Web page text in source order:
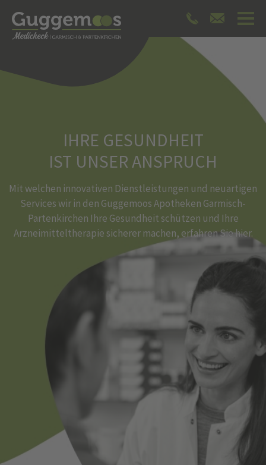
IHRE GESUNDHEIT
IST UNSER ANSPRUCH
Mit welchen innovativen Dienstleistungen und neuartigen
Services wir in den Guggemoos Apotheken Garmisch-
Partenkirchen Ihre Gesundheit schützen und Ihre
Arzneimitteltherapie sicherer machen, erfahren Sie hier.